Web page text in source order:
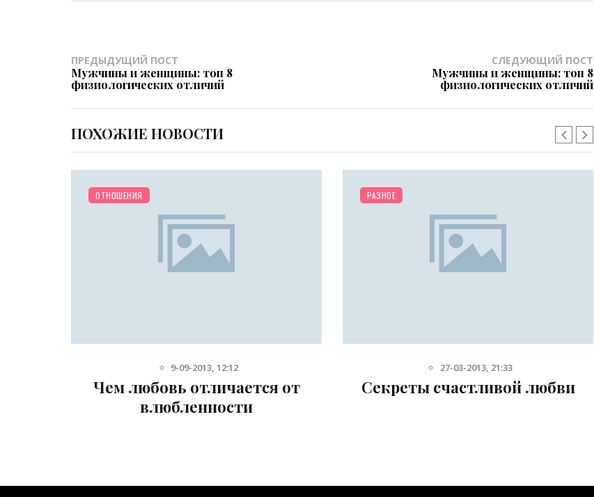
ПРЕДЫДУЩИЙ ПОСТ
Мужчины и женщины: топ 8
физиологических отличий
СЛЕДУЮЩИЙ ПОСТ
Мужчины и женщины: топ 8
физиологических отличий
ПОХОЖИЕ НОВОСТИ
ОТНОШЕНИЯ
9-09-2013, 12:12
Чем любовь отличается от
влюбленности
РАЗНОЕ
27-03-2013, 21:33
Секреты счастливой любви